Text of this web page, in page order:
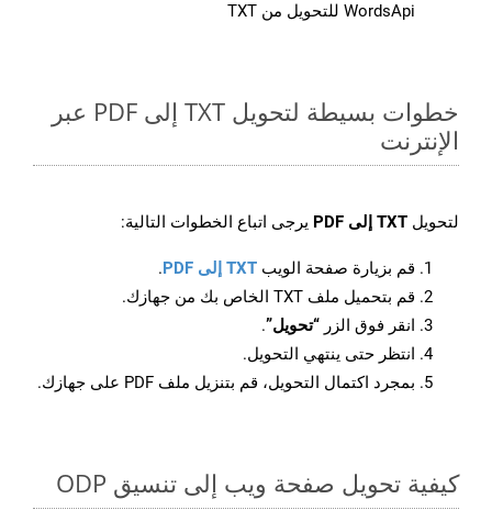
WordsApi للتحويل من TXT
خطوات بسيطة لتحويل TXT إلى PDF عبر
الإنترنت
لتحويل TXT إلى PDF يرجى اتباع الخطوات التالية:
قم بزيارة صفحة الويب TXT إلى PDF
.
قم بتحميل ملف TXT الخاص بك من جهازك.
انقر فوق الزر “تحويل”.
انتظر حتى ينتهي التحويل.
بمجرد اكتمال التحويل، قم بتنزيل ملف PDF على جهازك.
كيفية تحويل صفحة ويب إلى تنسيق ODP